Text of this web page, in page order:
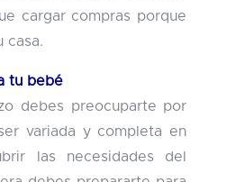
cargar compras porque
casa.
tu bebé
debes preocuparte por
variada y completa en
las necesidades del